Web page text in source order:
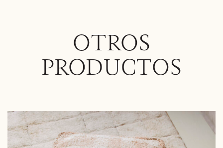
OTROS
PRODUCTOS